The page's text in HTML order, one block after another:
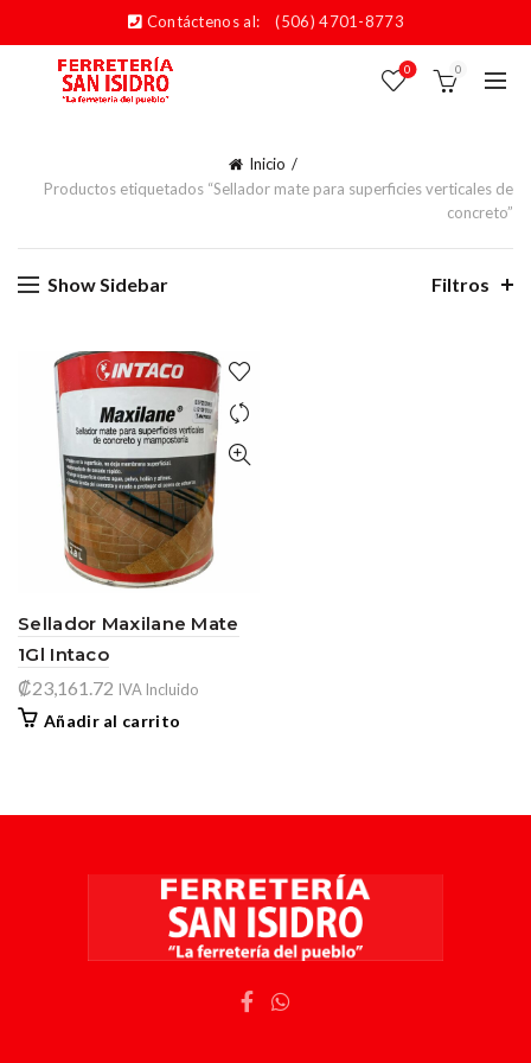
Contáctenos al: (506) 4701-8773
0 0
Inicio
Productos etiquetados “Sellador mate para superficies verticales de
concreto”
Show Sidebar Filtros
Sellador Maxilane Mate
1Gl Intaco
₡23,161.72 IVA Incluido
Añadir al carrito